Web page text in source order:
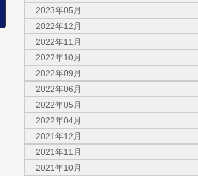
2023年05月
2022年12月
2022年11月
2022年10月
2022年09月
2022年06月
2022年05月
2022年04月
2021年12月
2021年11月
2021年10月